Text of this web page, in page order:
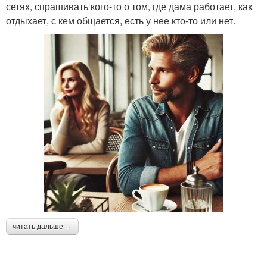
сетях, спрашивать кого-то о том, где дама работает, как
отдыхает, с кем общается, есть у нее кто-то или нет.
читать дальше →